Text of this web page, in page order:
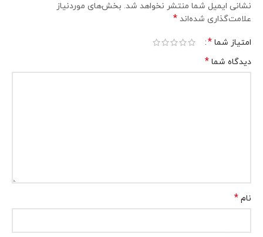
نشانی ایمیل شما منتشر نخواهد شد. بخش‌های موردنیاز
علامت‌گذاری شده‌اند *
امتیاز شما *
دیدگاه شما *
نام *